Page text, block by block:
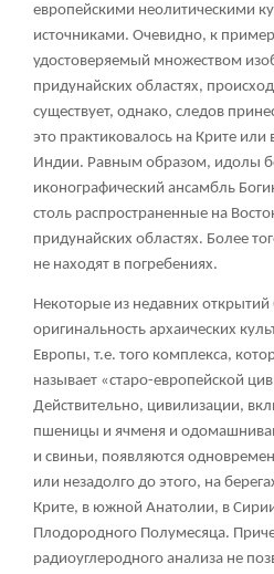
европейскими неолитическими
источниками. Очевидно, к
удостоверяемый множеством
придунайских областях,
существует, однако, следов
это практиковалось на Крите или
Индии. Равным образом, идолы
иконографический ансамбль
столь распространенные на
придунайских областях. Более
не находят в погребениях.
Некоторые из недавних
оригинальность архаических
Европы, т.е. того комплекса,
называет «старо-европейской
Действительно, цивилизации,
пшеницы и ячменя и
и свиньи, появляются
или незадолго до этого, на
Крите, в южной Анатолии, в
Плодородного Полумесяца.
радиоуглеродного анализа не